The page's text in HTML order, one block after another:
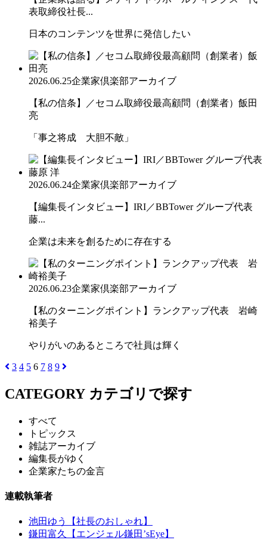
表取締役社長...
日本のコンテンツを世界に発信したい
2026.06.25企業家倶楽部アーカイブ
【私の信条】／セコム取締役最高顧問（創業者）飯田
亮
「事之将成 大胆不敵」
2026.06.24企業家倶楽部アーカイブ
【編集長インタビュー】IRI／BBTower グループ代表
藤...
企業は未来を創るために存在する
2026.06.23企業家倶楽部アーカイブ
【私のターニングポイント】ランクアップ代表 岩崎
裕美子
やりがいのあるところで社員は輝く
3 4 5 6 7 8 9
CATEGORY カテゴリで探す
すべて
トピックス
雑誌アーカイブ
編集長がゆく
企業家たちの金言
連載執筆者
池田ゆう【社長のおしゃれ】
鎌田富久【エンジェル鎌田’sEye】